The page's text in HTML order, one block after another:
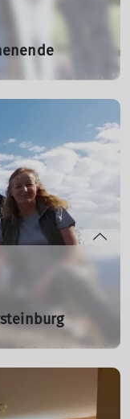
Ortsgruppe